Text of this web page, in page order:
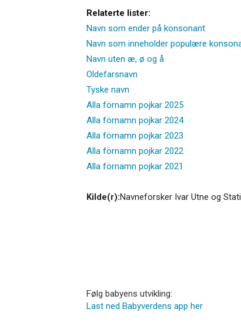
Relaterte lister:
Navn som ender på konsonant
Navn som inneholder populære
Navn uten æ, ø og å
Oldefarsnavn
Tyske navn
Alla förnamn pojkar 2025
Alla förnamn pojkar 2024
Alla förnamn pojkar 2023
Alla förnamn pojkar 2022
Alla förnamn pojkar 2021
Kilde(r):Navneforsker Ivar Utne og
Følg babyens utvikling:
Last ned Babyverdens app her